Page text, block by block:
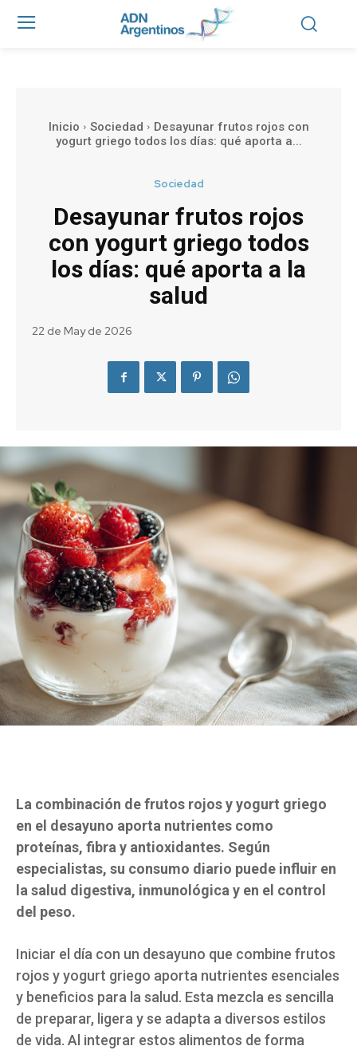
Inicio Sociedad
Desayunar frutos rojos con
yogurt griego todos los días: qué aporta a...
Sociedad
Desayunar frutos rojos
con yogurt griego todos
los días: qué aporta a la
salud
22 de May de 2026
La combinación de frutos rojos y yogurt griego
en el desayuno aporta nutrientes como
proteínas, fibra y antioxidantes. Según
especialistas, su consumo diario puede influir en
la salud digestiva, inmunológica y en el control
del peso.
Iniciar el día con un desayuno que combine frutos
rojos y yogurt griego aporta nutrientes esenciales
y beneficios para la salud. Esta mezcla es sencilla
de preparar, ligera y se adapta a diversos estilos
de vida. Al integrar estos alimentos de forma